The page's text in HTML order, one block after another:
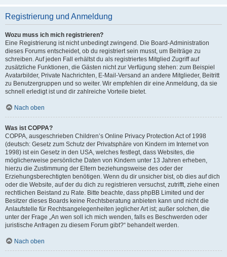
Registrierung und Anmeldung
Wozu muss ich mich registrieren?
Eine Registrierung ist nicht unbedingt zwingend. Die Board-Administration
dieses Forums entscheidet, ob du registriert sein musst, um Beiträge zu
schreiben. Auf jeden Fall erhältst du als registriertes Mitglied Zugriff auf
zusätzliche Funktionen, die Gästen nicht zur Verfügung stehen: zum Beispiel
Avatarbilder, Private Nachrichten, E-Mail-Versand an andere Mitglieder, Beitritt
zu Benutzergruppen und so weiter. Wir empfehlen dir eine Anmeldung, da sie
schnell erledigt ist und dir zahlreiche Vorteile bietet.
Nach oben
Was ist COPPA?
COPPA, ausgeschrieben Children’s Online Privacy Protection Act of 1998
(deutsch: Gesetz zum Schutz der Privatsphäre von Kindern im Internet von
1998) ist ein Gesetz in den USA, welches festlegt, dass Websites, die
möglicherweise persönliche Daten von Kindern unter 13 Jahren erheben,
hierzu die Zustimmung der Eltern beziehungsweise des oder der
Erziehungsberechtigten benötigen. Wenn du dir unsicher bist, ob dies auf dich
oder die Website, auf der du dich zu registrieren versuchst, zutrifft, ziehe einen
rechtlichen Beistand zu Rate. Bitte beachte, dass phpBB Limited und der
Besitzer dieses Boards keine Rechtsberatung anbieten kann und nicht die
Anlaufstelle für Rechtsangelegenheiten jeglicher Art ist; außer solchen, die
unter der Frage „An wen soll ich mich wenden, falls es Beschwerden oder
juristische Anfragen zu diesem Forum gibt?“ behandelt werden.
Nach oben